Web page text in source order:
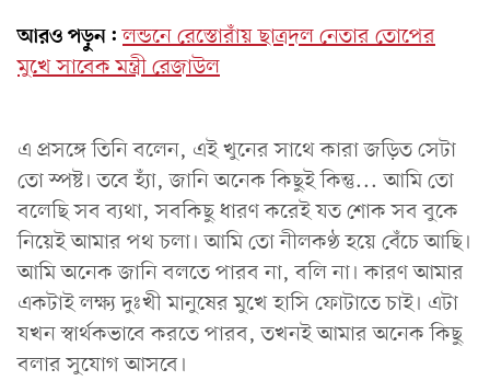
আরও পড়ুন: লন্ডনে রেস্তোরাঁয় ছাত্রদল নেতার তোপের
মুখে সাবেক মন্ত্রী রেজাউল
এ প্রসঙ্গে তিনি বলেন, এই খুনের সাথে কারা জড়িত সেটা
তো স্পষ্ট। তবে হ্যাঁ, জানি অনেক কিছুই কিন্তু... আমি তো
বলেছি সব ব্যথা, সবকিছু ধারণ করেই যত শোক সব বুকে
নিয়েই আমার পথ চলা। আমি তো নীলকণ্ঠ হয়ে বেঁচে আছি।
আমি অনেক জানি বলতে পারব না, বলি না। কারণ আমার
একটাই লক্ষ্য দুঃখী মানুষের মুখে হাসি ফোটাতে চাই। এটা
যখন স্বার্থকভাবে করতে পারব, তখনই আমার অনেক কিছু
বলার সুযোগ আসবে।